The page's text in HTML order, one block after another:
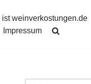
ist weinverkostungen.de
Impressum